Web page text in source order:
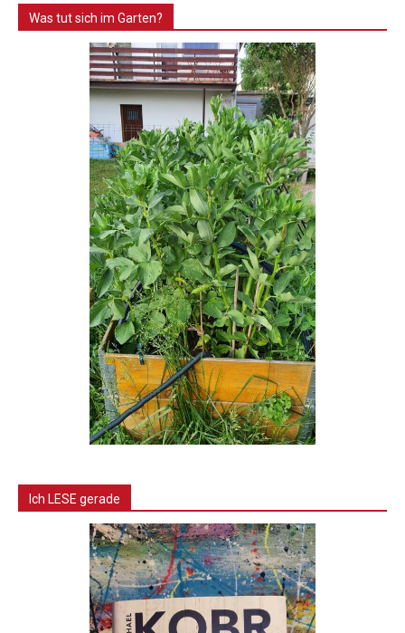
Was tut sich im Garten?
Ich LESE gerade